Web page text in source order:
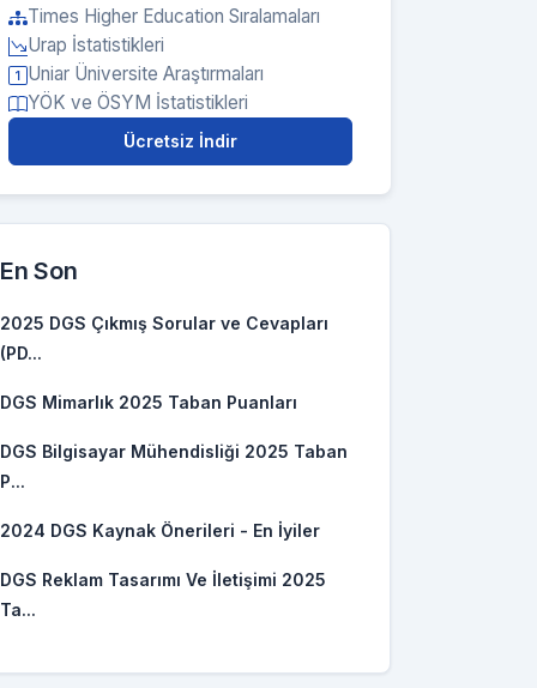
Times Higher Education Sıralamaları
Urap İstatistikleri
Uniar Üniversite Araştırmaları
YÖK ve ÖSYM İstatistikleri
Ücretsiz İndir
En Son
2025 DGS Çıkmış Sorular ve Cevapları
(PD...
DGS Mimarlık 2025 Taban Puanları
DGS Bilgisayar Mühendisliği 2025 Taban
P...
2024 DGS Kaynak Önerileri - En İyiler
DGS Reklam Tasarımı Ve İletişimi 2025
Ta...